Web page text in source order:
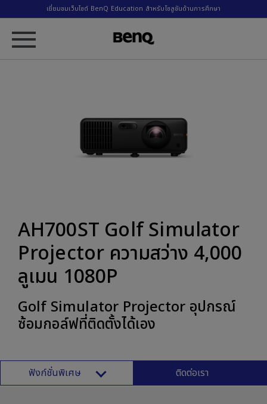
เยี่ยมชมเว็บไซต์ BenQ Education สำหรับโซลูชันด้านการศึกษา
AH700ST Golf Simulator
Projector ความสว่าง 4,000
ลูเมน 1080P
Golf Simulator Projector อุปกรณ์
ซ้อมกอล์ฟที่ติดตั้งได้เอง
ฟังก์ชั่นพิเศษ ติดต่อเรา